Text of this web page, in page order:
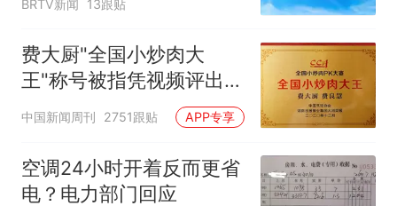
BRTV新闻 13跟贴
费大厨"全国小炒肉大
王"称号被指凭视频评出
官方回应
中国新闻周刊 2751跟贴 APP专享
空调24小时开着反而更省
电？电力部门回应